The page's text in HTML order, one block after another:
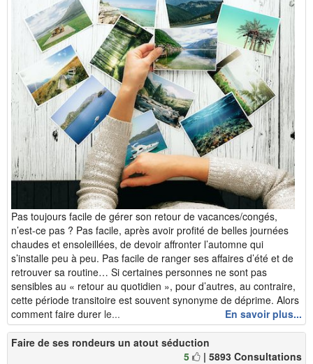
Pas toujours facile de gérer son retour de vacances/congés,
n’est-ce pas ? Pas facile, après avoir profité de belles journées
chaudes et ensoleillées, de devoir affronter l’automne qui
s’installe peu à peu. Pas facile de ranger ses affaires d’été et de
retrouver sa routine… Si certaines personnes ne sont pas
sensibles au « retour au quotidien », pour d’autres, au contraire,
cette période transitoire est souvent synonyme de déprime. Alors
comment faire durer le...
En savoir plus...
Faire de ses rondeurs un atout séduction
5
| 5893 Consultations